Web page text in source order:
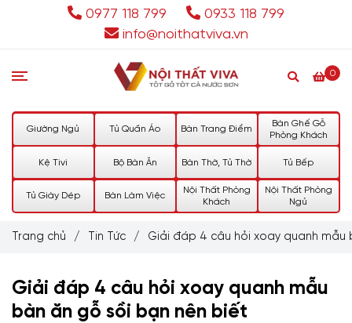
0977 118 799
0933 118 799
info@noithatviva.vn
0
Giường Ngủ Tủ Quần Áo Bàn Trang Điểm
Bàn Ghế Gỗ
Phòng Khách
Kệ Tivi Bộ Bàn Ăn Bàn Thờ, Tủ Thờ Tủ Bếp
Tủ Giày Dép Bàn Làm Việc
Nội Thất Phòng
Khách
Nội Thất Phòng
Ngủ
Trang chủ / Tin Tức / Giải đáp 4 câu hỏi xoay quanh
Giải đáp 4 câu hỏi xoay quanh mẫu
bàn ăn gỗ sồi bạn nên biết